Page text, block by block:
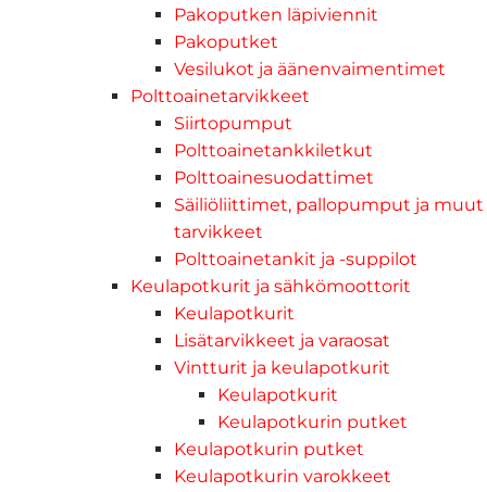
Pakoputken läpiviennit
Pakoputket
Vesilukot ja äänenvaimentimet
Polttoainetarvikkeet
Siirtopumput
Polttoainetankkiletkut
Polttoainesuodattimet
Säiliöliittimet, pallopumput ja muut
tarvikkeet
Polttoainetankit ja -suppilot
Keulapotkurit ja sähkömoottorit
Keulapotkurit
Lisätarvikkeet ja varaosat
Vintturit ja keulapotkurit
Keulapotkurit
Keulapotkurin putket
Keulapotkurin putket
Keulapotkurin varokkeet